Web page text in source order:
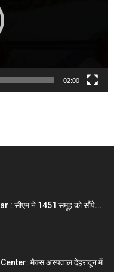
02:00
: सीएम ने 1451 समूह को सौंपे...
मैक्स अस्पताल देहरादून में